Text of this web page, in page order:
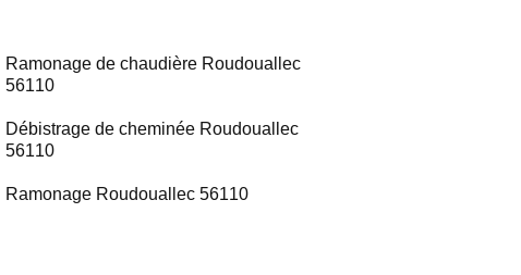
Ramonage de chaudière Roudouallec
56110
Débistrage de cheminée Roudouallec
56110
Ramonage Roudouallec 56110